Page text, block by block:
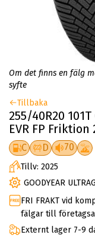
Om det finns en fälg
syfte
Tillbaka
255/40R20 101T
EVR FP Friktion
C D 70
Tillv: 2025
GOODYEAR
FRI FRAKT vid
fälgar till
Externt lager 7-9